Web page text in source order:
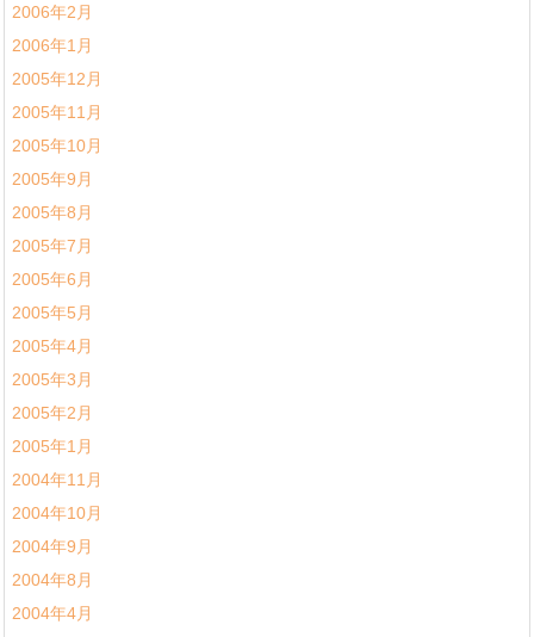
2006年2月
2006年1月
2005年12月
2005年11月
2005年10月
2005年9月
2005年8月
2005年7月
2005年6月
2005年5月
2005年4月
2005年3月
2005年2月
2005年1月
2004年11月
2004年10月
2004年9月
2004年8月
2004年4月